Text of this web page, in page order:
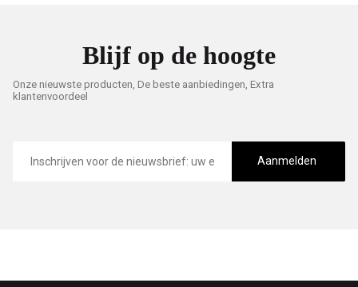
Blijf op de hoogte
Onze nieuwste producten, De beste aanbiedingen, Extra
klantenvoordeel
mailadres
Aanmelden